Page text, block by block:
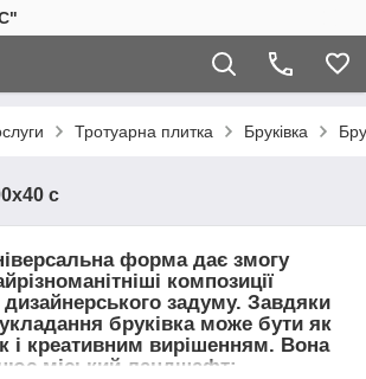
Тротуарна плитка Бруківка
с
форма дає змогу
композиції
дизайнерського задуму. Завдяки
укладання бруківка може бути як
і креативним вирішенням. Вона
міський ландшафт: